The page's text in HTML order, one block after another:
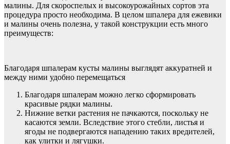
малины. Для скороспелых и высокоурожайных сортов эта
процедура просто необходима. В целом шпалера для ежевики
и малины очень полезна, у такой конструкции есть много
преимуществ:
Благодаря шпалерам кусты малины выглядят аккуратней и
между ними удобно перемещаться
Благодаря шпалерам можно легко сформировать
красивые рядки малины.
Нижние ветки растения не пачкаются, поскольку не
касаются земли. Вследствие этого стебли, листья и
ягоды не подвергаются нападению таких вредителей,
как улитки и лягушки.